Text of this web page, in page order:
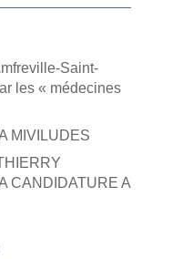
Saint-
les « médecines
MIVILUDES
CANDIDATURE A